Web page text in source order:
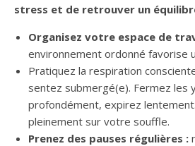
stress et de retrouver un
Organisez votre espace de
environnement ordonné favorise
Pratiquez la respiration
sentez submergé(e). Fermez les
profondément, expirez
pleinement sur votre souffle.
Prenez des pauses régulières :